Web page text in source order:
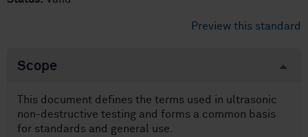
Preview this standard
Scope
This document defines the terms used in ultrasonic
non-destructive testing and forms a common basis
for standards and general use.